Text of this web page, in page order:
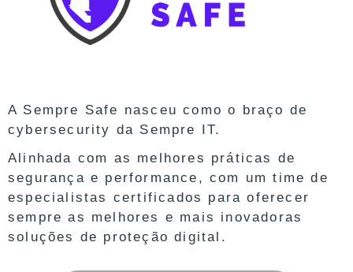
A Sempre Safe nasceu como o braço de
cybersecurity da Sempre IT.
Alinhada com as melhores práticas de
segurança e performance, com um time de
especialistas certificados para oferecer
sempre as melhores e mais inovadoras
soluções de proteção digital.